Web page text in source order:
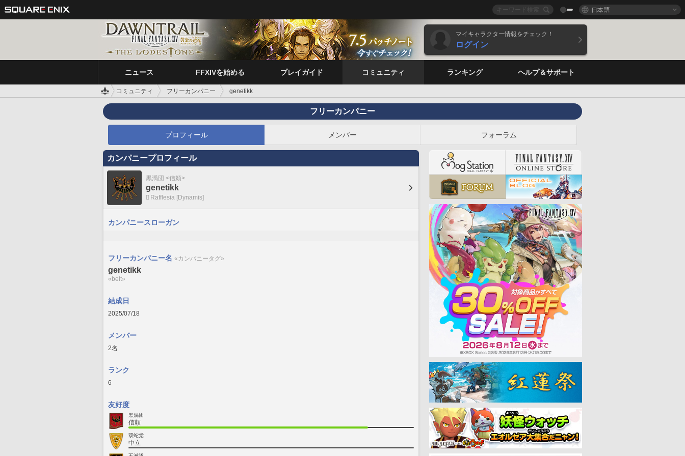
日本語
マイキャラクター情報をチェック！
ログイン
ニュース FFXIVを始める プレイガイド コミュニティ ランキング ヘルプ＆サポート
コミュニティ フリーカンパニー genetikk
フリーカンパニー
プロフィール メンバー フォーラム
カンパニープロフィール
黒渦団 <信頼>
genetikk
Rafflesia [Dynamis]
カンパニースローガン
フリーカンパニー名 «カンパニータグ»
genetikk
«belt»
結成日
2025/07/18
メンバー
2名
ランク
6
友好度
黒渦団
信頼
双蛇党
中立